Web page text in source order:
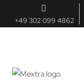
+49 302 099 4862